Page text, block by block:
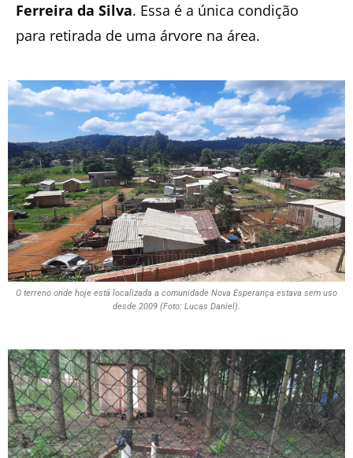
Ferreira da Silva. Essa é a única condição
para retirada de uma árvore na área.
O terreno onde hoje está localizada a comunidade Nova Esperança estava sem uso
desde 2009 (Foto: Lucas Daniel).